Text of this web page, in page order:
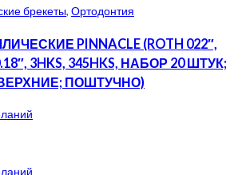
брекеты, Ортодонтия
PINNACLE (ROTH 022″,
3HKS, 345HKS, НАБОР 20 ШТУК;
ПОШТУЧНО)